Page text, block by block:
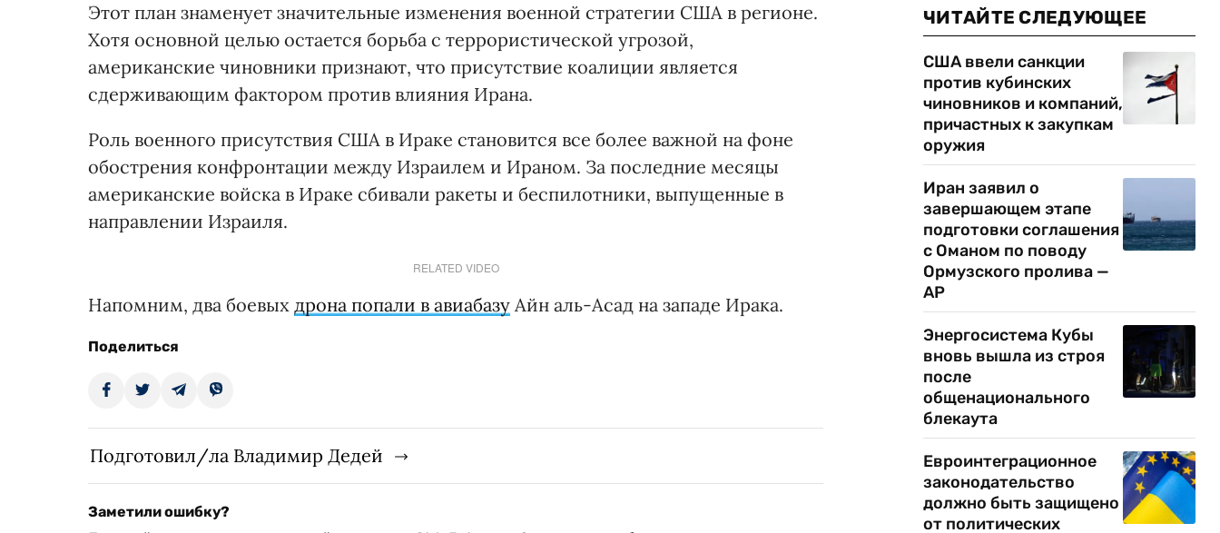
Этот план знаменует значительные изменения военной стратегии США в регионе.
Хотя основной целью остается борьба с террористической угрозой,
американские чиновники признают, что присутствие коалиции является
сдерживающим фактором против влияния Ирана.
Роль военного присутствия США в Ираке становится все более важной на фоне
обострения конфронтации между Израилем и Ираном. За последние месяцы
американские войска в Ираке сбивали ракеты и беспилотники, выпущенные в
направлении Израиля.
RELATED VIDEO
Напомним, два боевых дрона попали в авиабазу Айн аль-Асад на западе Ирака.
Поделиться
Подготовил/ла Владимир Дедей
Заметили ошибку?
ЧИТАЙТЕ СЛЕДУЮЩЕЕ
США ввели санкции
против кубинских
чиновников и компаний,
причастных к закупкам
оружия
Иран заявил о
завершающем этапе
подготовки соглашения
с Оманом по поводу
Ормузского пролива —
AP
Энергосистема Кубы
вновь вышла из строя
после
общенационального
блекаута
Евроинтеграционное
законодательство
должно быть защищено
от политических